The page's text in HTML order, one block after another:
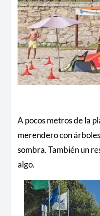
A pocos metros de la
merendero con
sombra. También un
algo.